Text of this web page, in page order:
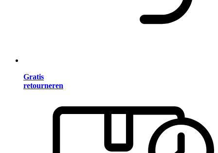
Gratis
retourneren